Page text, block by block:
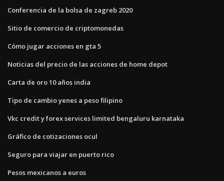
Conferencia de la bolsa de zagreb 2020
Sitio de comercio de criptomonedas
Cómo jugar acciones en gta 5
Noticias del precio de las acciones de home depot
Carta de oro 10 años india
Tipo de cambio yenes a peso filipino
Vkc credit y forex services limited bengaluru karnataka
Gráfico de cotizaciones ocul
Seguro para viajar en puerto rico
Pesos mexicanos a euros